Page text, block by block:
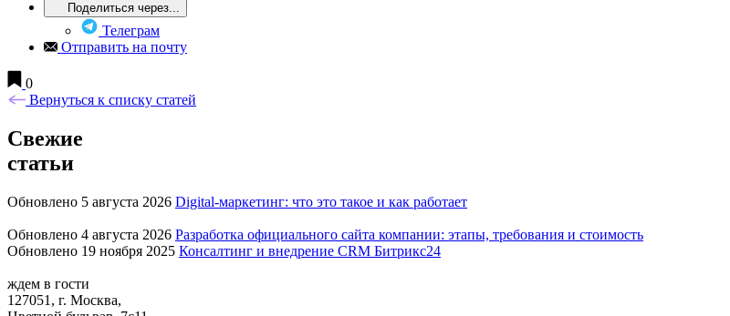
Поделиться через...
Телеграм
Отправить на почту
0
Вернуться к списку статей
Свежие
статьи
Обновлено 5 августа 2026 Digital-маркетинг: что это такое и как работает
Обновлено 4 августа 2026 Разработка официального сайта компании: этапы, требования и стоимость
Обновлено 19 ноября 2025 Консалтинг и внедрение CRM Битрикс24
ждем в гости
127051, г. Москва,